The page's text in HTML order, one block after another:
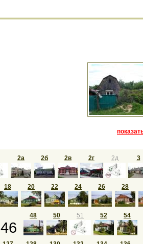
2а 2б 2в 2г 2д 3
18 20 22 24 26 28
46
48 50 51 52 54